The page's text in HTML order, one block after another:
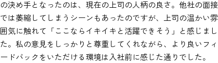
の決め手となったのは、現在の上司の人柄の良さ。他社の面接
では萎縮してしまうシーンもあったのですが、上司の温かい雰
囲気に触れて「ここならイキイキと活躍できそう」と感じまし
た。私の意見をしっかりと尊重してくれながら、より良いフィ
ードバックをいただける環境は入社前に感じた通りでした。